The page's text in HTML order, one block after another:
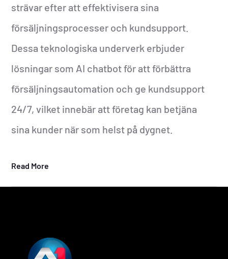
strävar efter att effektivisera sina
försäljningsprocesser och kundsupport.
Dessa teknologiska underverk erbjuder
lösningar som AI chatbot för att förbättra
försäljningsautomation och ge kundsupport
24/7, vilket innebär att företag kan betjäna
sina kunder när som helst på dygnet.
Read More